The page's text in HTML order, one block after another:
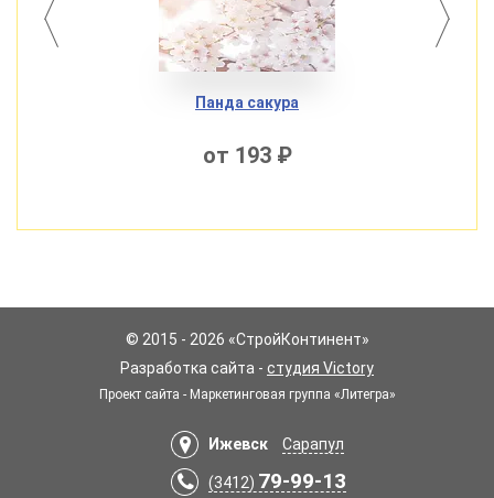
Панда сакура
от 193 ₽
© 2015 - 2026 «СтройКонтинент»
Разработка сайта - студия Victory
Проект сайта - Маркетинговая группа «Литегра»
Ижевск Сарапул
(3412) 79-99-13